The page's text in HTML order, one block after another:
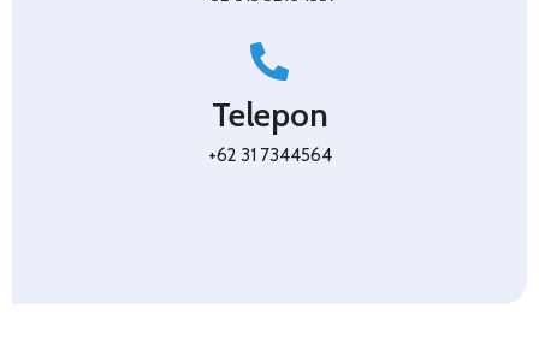
Telepon
+62 31 7344564